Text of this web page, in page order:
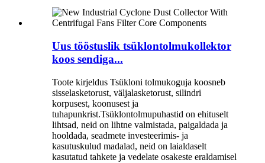
Uus tööstuslik tsüklontolmukollektor
koos sendiga...
Toote kirjeldus Tsükloni tolmukoguja koosneb
sisselasketorust, väljalasketorust, silindri
korpusest, koonusest ja
tuhapunkrist.Tsüklontolmupuhastid on ehituselt
lihtsad, neid on lihtne valmistada, paigaldada ja
hooldada, seadmete investeerimis- ja
kasutuskulud madalad, neid on laialdaselt
kasutatud tahkete ja vedelate osakeste eraldamisel